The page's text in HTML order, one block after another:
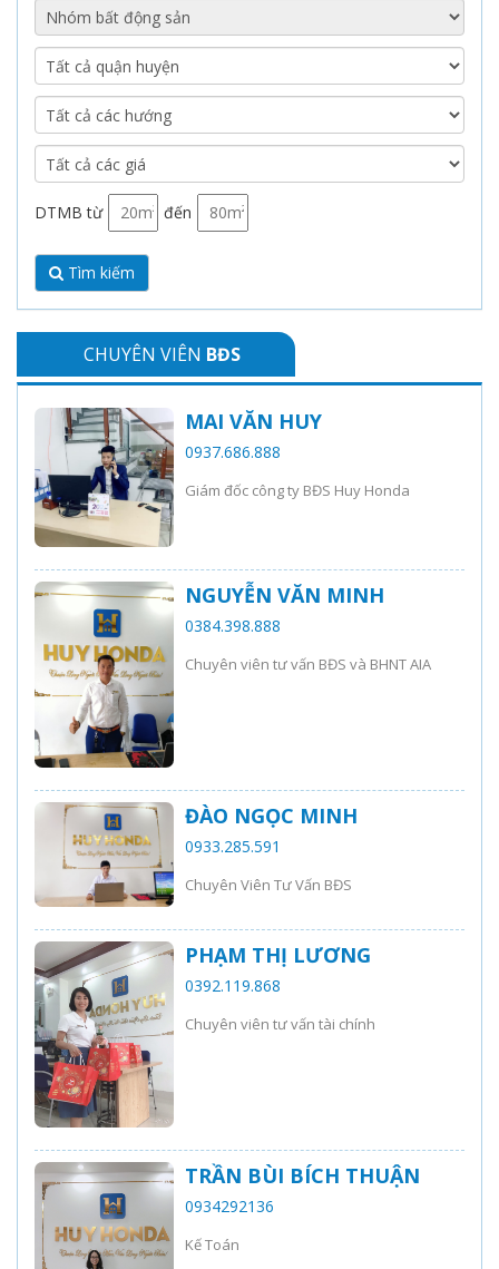
DTMB từ đến
Tìm kiếm
CHUYÊN VIÊN BĐS
MAI VĂN HUY
0937.686.888
Giám đốc công ty BĐS Huy Honda
NGUYỄN VĂN MINH
0384.398.888
Chuyên viên tư vấn BĐS và BHNT AIA
ĐÀO NGỌC MINH
0933.285.591
Chuyên Viên Tư Vấn BĐS
PHẠM THỊ LƯƠNG
0392.119.868
Chuyên viên tư vấn tài chính
TRẦN BÙI BÍCH THUẬN
0934292136
Kế Toán